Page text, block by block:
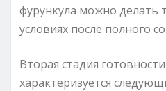
фурункула можно делать
условиях после полного
Вторая стадия
характеризуется